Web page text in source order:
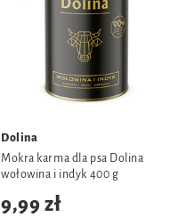
Dolina
Mokra karma dla psa Dolina
wołowina i indyk 400 g
9,99 zł